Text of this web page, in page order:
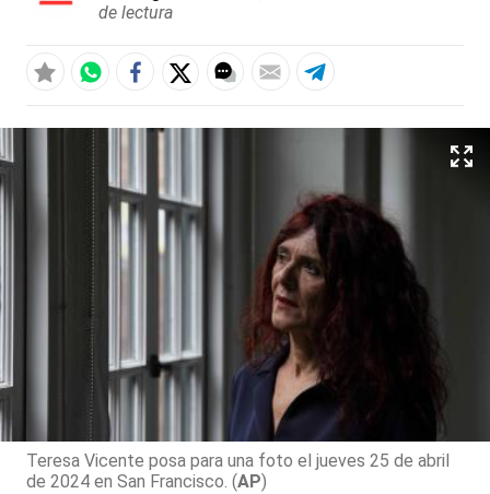
de lectura
Teresa Vicente posa para una foto el jueves 25 de abril
de 2024 en San Francisco. (AP)